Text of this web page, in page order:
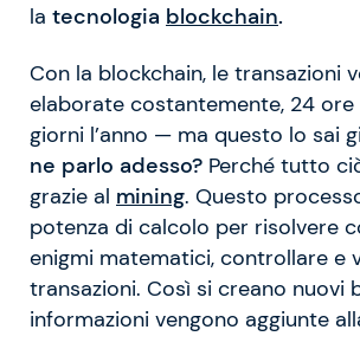
la tecnologia blockchain.
Con la blockchain, le transazioni
elaborate costantemente, 24 ore
giorni l’anno — ma questo lo sai
ne parlo adesso? Perché tutto
grazie al mining. Questo
potenza di calcolo per risolvere
enigmi matematici, controllare e
transazioni. Così si creano nuovi
informazioni vengono aggiunte